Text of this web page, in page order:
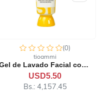
(0)
tioammi
Pañales Mini 2 Lemsa Joy
USD5.00
Bs.: 3,779.50